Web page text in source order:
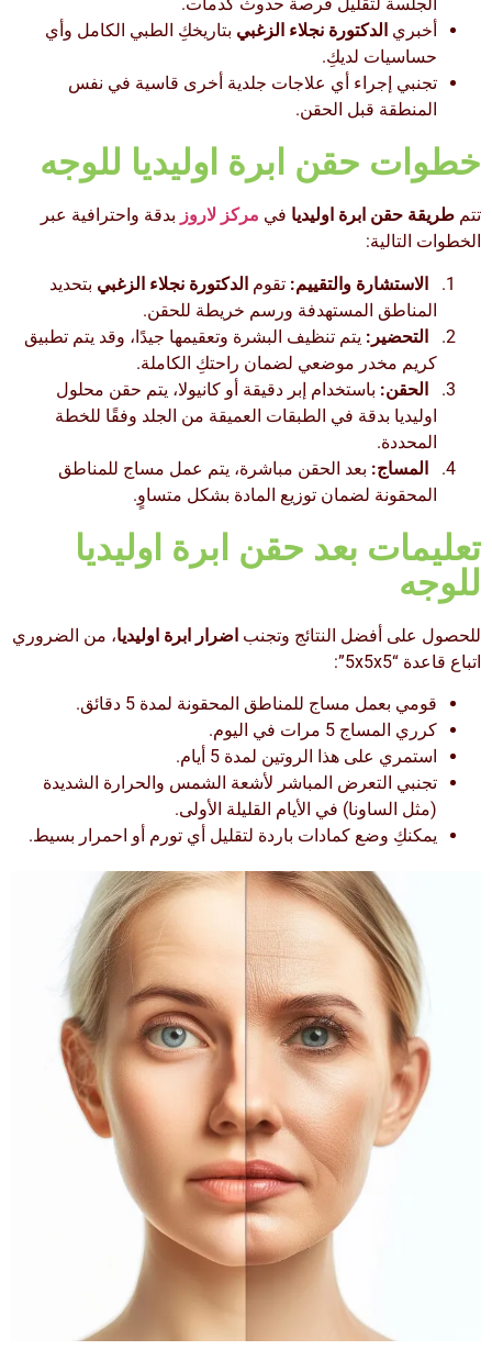
أخبري الدكتورة نجلاء الزغبي بتاريخكِ الطبي الكامل وأي
حساسيات لديكِ.
تجنبي إجراء أي علاجات جلدية أخرى قاسية في نفس
المنطقة قبل الحقن.
خطوات حقن ابرة اوليديا للوجه
تتم طريقة حقن ابرة اوليديا في مركز لاروز بدقة واحترافية عبر
الخطوات التالية:
الاستشارة والتقييم: تقوم الدكتورة نجلاء الزغبي بتحديد
المناطق المستهدفة ورسم خريطة للحقن.
التحضير: يتم تنظيف البشرة وتعقيمها جيدًا، وقد يتم تطبيق
كريم مخدر موضعي لضمان راحتكِ الكاملة.
الحقن: باستخدام إبر دقيقة أو كانيولا، يتم حقن محلول
اوليديا بدقة في الطبقات العميقة من الجلد وفقًا للخطة
المحددة.
المساج: بعد الحقن مباشرة، يتم عمل مساج للمناطق
المحقونة لضمان توزيع المادة بشكل متساوٍ.
تعليمات بعد حقن ابرة اوليديا
للوجه
للحصول على أفضل النتائج وتجنب اضرار ابرة اوليديا، من الضروري
اتباع قاعدة “5x5x5”:
قومي بعمل مساج للمناطق المحقونة لمدة 5 دقائق.
كرري المساج 5 مرات في اليوم.
استمري على هذا الروتين لمدة 5 أيام.
تجنبي التعرض المباشر لأشعة الشمس والحرارة الشديدة
(مثل الساونا) في الأيام القليلة الأولى.
يمكنكِ وضع كمادات باردة لتقليل أي تورم أو احمرار بسيط.